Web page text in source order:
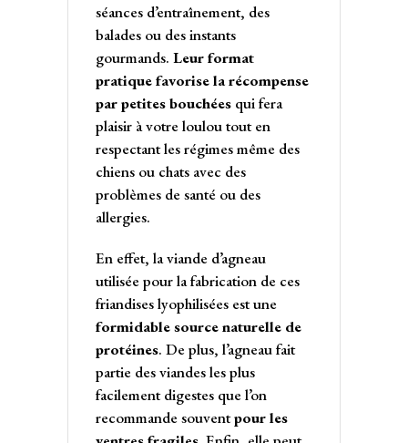
séances d’entraînement, des
balades ou des instants
gourmands. Leur format
pratique favorise la récompense
par petites bouchées qui fera
plaisir à votre loulou tout en
respectant les régimes même des
chiens ou chats avec des
problèmes de santé ou des
allergies.
En effet, la viande d’agneau
utilisée pour la fabrication de ces
friandises lyophilisées est une
formidable source naturelle de
protéines. De plus, l’agneau fait
partie des viandes les plus
facilement digestes que l’on
recommande souventpour les